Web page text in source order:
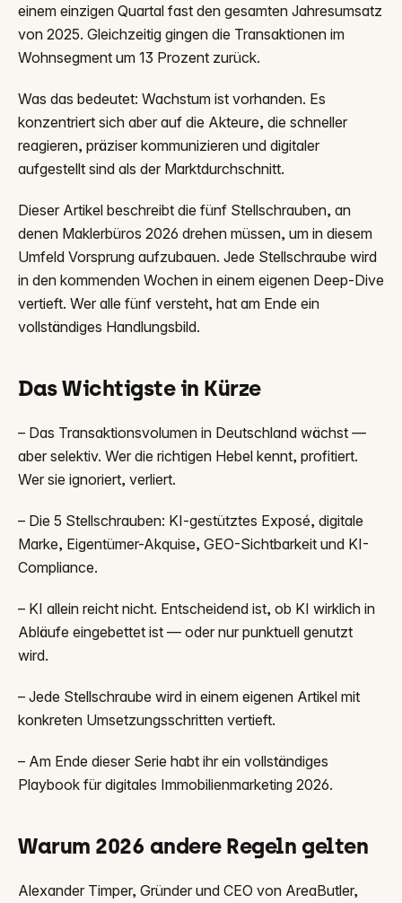
einem einzigen Quartal fast den gesamten Jahresumsatz
von 2025. Gleichzeitig gingen die Transaktionen im
Wohnsegment um 13 Prozent zurück.
Was das bedeutet: Wachstum ist vorhanden. Es
konzentriert sich aber auf die Akteure, die schneller
reagieren, präziser kommunizieren und digitaler
aufgestellt sind als der Marktdurchschnitt.
Dieser Artikel beschreibt die fünf Stellschrauben, an
denen Maklerbüros 2026 drehen müssen, um in diesem
Umfeld Vorsprung aufzubauen. Jede Stellschraube wird
in den kommenden Wochen in einem eigenen Deep-Dive
vertieft. Wer alle fünf versteht, hat am Ende ein
vollständiges Handlungsbild.
Das Wichtigste in Kürze
– Das Transaktionsvolumen in Deutschland wächst —
aber selektiv. Wer die richtigen Hebel kennt, profitiert.
Wer sie ignoriert, verliert.
– Die 5 Stellschrauben: KI-gestütztes Exposé, digitale
Marke, Eigentümer-Akquise, GEO-Sichtbarkeit und KI-
Compliance.
– KI allein reicht nicht. Entscheidend ist, ob KI wirklich in
Abläufe eingebettet ist — oder nur punktuell genutzt
wird.
– Jede Stellschraube wird in einem eigenen Artikel mit
konkreten Umsetzungsschritten vertieft.
– Am Ende dieser Serie habt ihr ein vollständiges
Playbook für digitales Immobilienmarketing 2026.
Warum 2026 andere Regeln gelten
Alexander Timper, Gründer und CEO von AreaButler,